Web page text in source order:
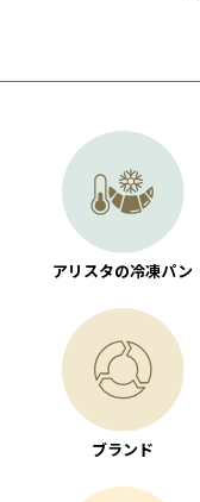
アリスタの冷凍パン
ブランド